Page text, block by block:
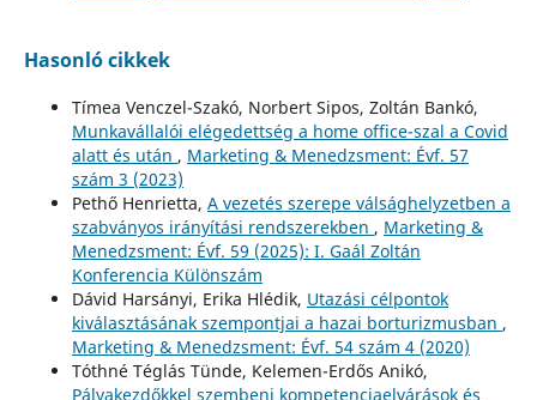
Hasonló cikkek
Tímea Venczel-Szakó, Norbert Sipos, Zoltán Bankó,
Munkavállalói elégedettség a home office-szal a Covid
alatt és után , Marketing & Menedzsment: Évf. 57
szám 3 (2023)
Pethő Henrietta, A vezetés szerepe válsághelyzetben a
szabványos irányítási rendszerekben , Marketing &
Menedzsment: Évf. 59 (2025): I. Gaál Zoltán
Konferencia Különszám
Dávid Harsányi, Erika Hlédik, Utazási célpontok
kiválasztásának szempontjai a hazai borturizmusban ,
Marketing & Menedzsment: Évf. 54 szám 4 (2020)
Tóthné Téglás Tünde, Kelemen-Erdős Anikó,
Pályakezdőkkel szembeni kompetenciaelvárások és